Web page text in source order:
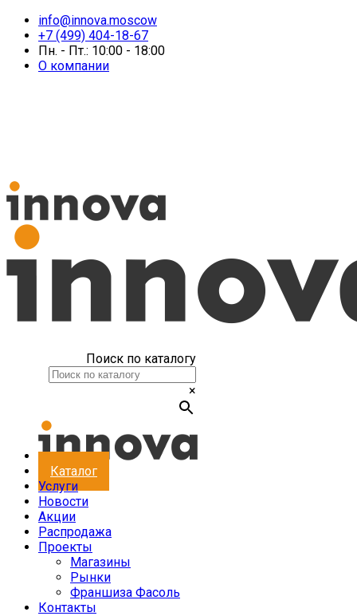
info@innova.moscow
+7 (499) 404-18-67
Пн. - Пт.: 10:00 - 18:00
О компании
Поиск по каталогу
×
Каталог
Услуги
Новости
Акции
Распродажа
Проекты
Магазины
Рынки
Франшиза Фасоль
Контакты